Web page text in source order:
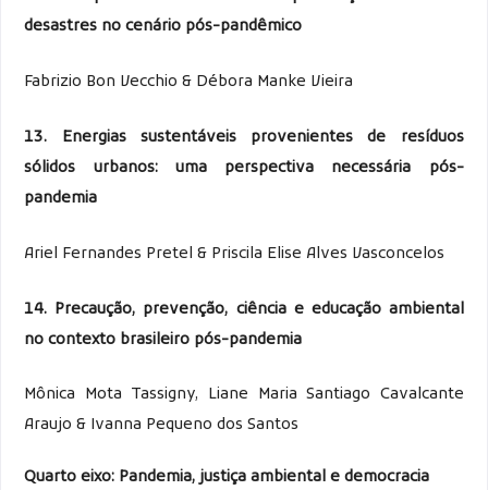
desastres no cenário pós-pandêmico
Fabrizio Bon Vecchio & Débora Manke Vieira
13. Energias sustentáveis provenientes de resíduos
sólidos urbanos: uma perspectiva necessária pós-
pandemia
Ariel Fernandes Pretel & Priscila Elise Alves Vasconcelos
14. Precaução, prevenção, ciência e educação ambiental
no contexto brasileiro pós-pandemia
Mônica Mota Tassigny, Liane Maria Santiago Cavalcante
Araujo & Ivanna Pequeno dos Santos
Quarto eixo: Pandemia, justiça ambiental e democracia